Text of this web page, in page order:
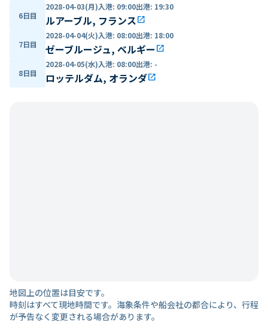
6日目
2028-04-03(月)入港: 09:00出港: 19:30
ルアーブル, フランスopen_in_new
7日目
2028-04-04(火)入港: 08:00出港: 18:00
ゼーブルージュ, ベルギー open_in_new
8日目
2028-04-05(水)入港: 08:00出港: -
ロッテルダム, オランダopen_in_new
地図上の位置は目安です。
時刻はすべて現地時間です。海象条件や船会社の都合により、行程
が予告なく変更される場合があります。